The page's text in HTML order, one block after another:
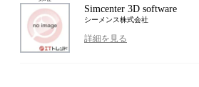
Simcenter 3D software
シーメンス株式会社
詳細を見る